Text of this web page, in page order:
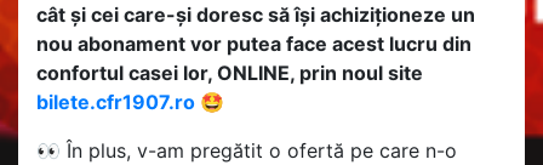
cât și cei care-și doresc să își achiziționeze un
nou abonament vor putea face acest lucru din
confortul casei lor, ONLINE, prin noul site
bilete.cfr1907.ro 🤩
👀 În plus, v-am pregătit o ofertă pe care n-o